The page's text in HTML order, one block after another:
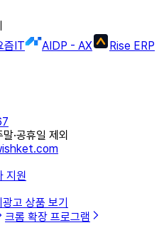
즘IT AIDP - AX Rise ERP
말·공휴일 제외
지원
광고 상품 보기
크롬 확장 프로그램